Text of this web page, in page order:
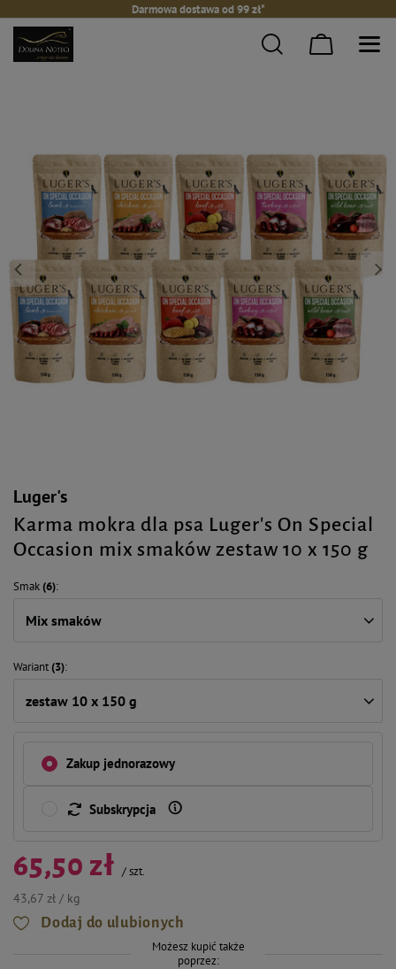
Darmowa dostawa od 99 zł*
Luger's
Karma mokra dla psa Luger's On Special
Occasion mix smaków zestaw 10 x 150 g
Smak(6)
Mix smaków
Wariant(3)
zestaw 10 x 150 g
Zakup jednorazowy
Subskrypcja
65,50 zł /szt.
43,67 zł / kg
Dodaj do ulubionych
Możesz kupić także
poprzez: